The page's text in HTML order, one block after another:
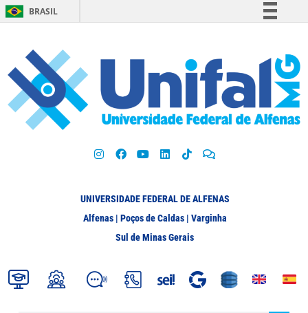
BRASIL
Participe
Acesso à informação
Legislação
UNIVERSIDADE FEDERAL DE ALFENAS
Alfenas | Poços de Caldas | Varginha
Sul de Minas Gerais